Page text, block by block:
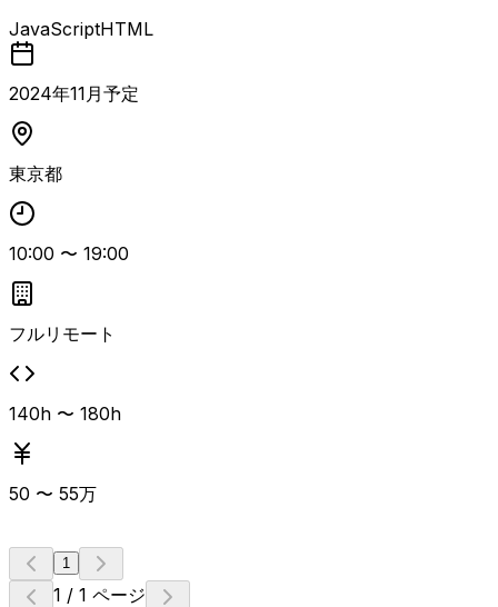
JavaScriptHTML
2024年11月予定
東京都
10:00 〜 19:00
フルリモート
140h 〜 180h
50 〜 55万
1
1 / 1 ページ